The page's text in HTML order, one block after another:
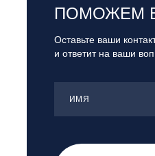
ПОМОЖЕМ
Оставьте ваши
и ответит на ваши
ИМЯ